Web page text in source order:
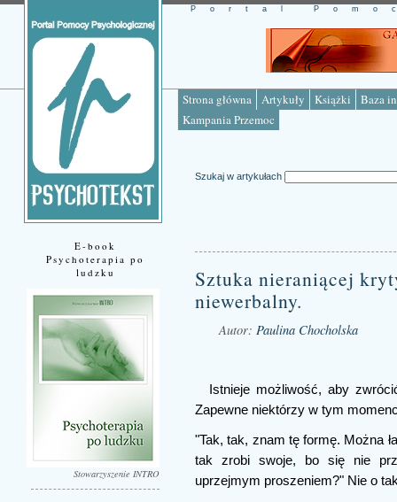
Strona główna Artykuły Książki
Baza
Kampania Przemoc
Portal
E-book
Psychoterapia po
ludzku
Stowarzyszenie INTRO
Szukaj w artykułach
Sztuka nieraniącej
niewerbalny.
Autor: Paulina Chocholska
Istnieje możliwość, aby
Zapewne niektórzy w tym
"Tak, tak, znam tę formę. Można
tak zrobi swoje, bo się nie
uprzejmym proszeniem?" Nie o